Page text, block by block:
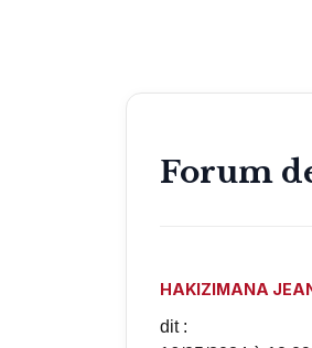
Forum
HAKIZIMANA
dit :